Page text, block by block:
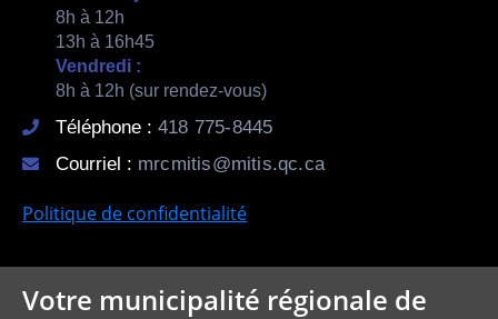
8h à 12h
13h à 16h45
Vendredi :
8h à 12h (sur rendez-vous)
Téléphone : 418 775-8445
Courriel : mrcmitis@mitis.qc.ca
Politique de confidentialité
Votre municipalité régionale de